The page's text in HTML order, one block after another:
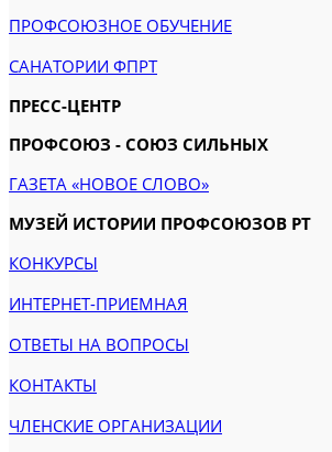
ПРОФСОЮЗНОЕ ОБУЧЕНИЕ
САНАТОРИИ ФПРТ
ПРЕСС-ЦЕНТР
ПРОФСОЮЗ - СОЮЗ СИЛЬНЫХ
ГАЗЕТА «НОВОЕ СЛОВО»
МУЗЕЙ ИСТОРИИ ПРОФСОЮЗОВ РТ
КОНКУРСЫ
ИНТЕРНЕТ-ПРИЕМНАЯ
ОТВЕТЫ НА ВОПРОСЫ
КОНТАКТЫ
ЧЛЕНСКИЕ ОРГАНИЗАЦИИ